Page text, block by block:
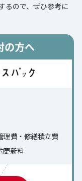
るので、ぜひ参考に
の方へ
理費・修繕積立費
更新料